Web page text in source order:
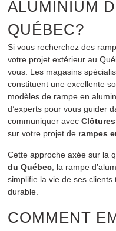
ALUMINIUM
QUÉBEC?
Si vous recherchez des
votre projet extérieur au
vous. Les magasins
constituent une excellente
modèles de rampe en
d’experts pour vous guider
communiquer avec
sur votre projet de rampes
Cette approche axée sur la
du Québec , la rampe
simplifie la vie de ses
durable.
COMMENT